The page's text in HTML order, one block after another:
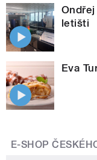
letišti
Eva
E-SHOP